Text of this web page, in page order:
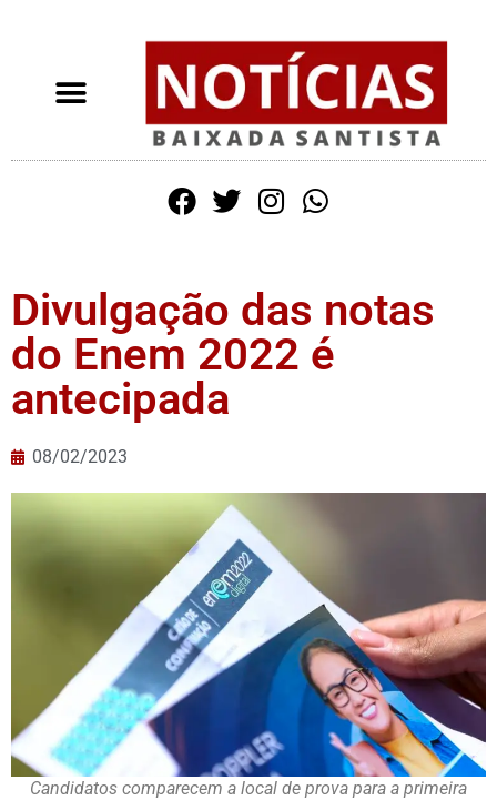
Divulgação das notas
do Enem 2022 é
antecipada
08/02/2023
Candidatos comparecem a local de prova para a primeira